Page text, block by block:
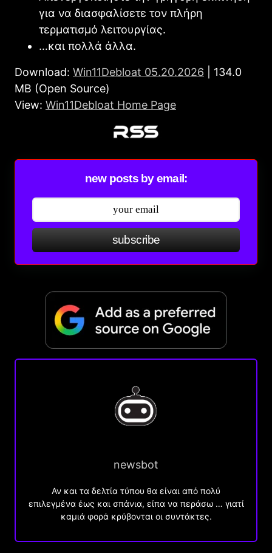
για να διασφαλίσετε τον πλήρη
τερματισμό λειτουργίας.
…και πολλά άλλα.
Download: Win11Debloat 05.20.2026 | 134.0
MB (Open Source)
View: Win11Debloat Home Page
new posts by email:
subscribe
newsbot
Αν και τα δελτία τύπου θα είναι από πολύ
επιλεγμένα έως και σπάνια, είπα να περάσω … γιατί
καμιά φορά κρύβονται οι συντάκτες.